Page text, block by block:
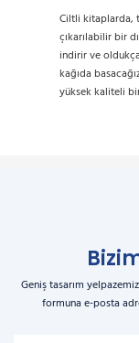
Ciltli kitaplarda,
çıkarılabilir bir
indirir ve
kağıda
yüksek kaliteli
Geniş tasarım
formuna e-posta